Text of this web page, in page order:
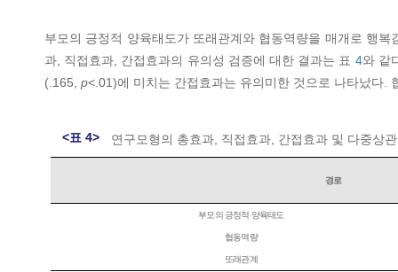
부모의 긍정적 양육태도가 또래관계와 협동역량을 매개로 행
과, 직접효과, 간접효과의 유의성 검증에 대한 결과는 표 4와 같
(.165, p<.01)에 미치는 간접효과는 유의미한 것으로 나타났다.
<표 4> 연구모형의 총효과, 직접효과, 간접효과 및 다중상
경로
부모의 긍정적 양육태도
협동역량
또래관계